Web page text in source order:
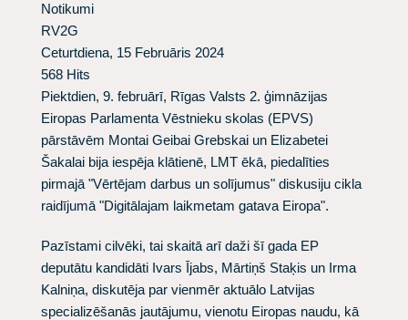
Notikumi
RV2G
Ceturtdiena, 15 Februāris 2024
568 Hits
Piektdien, 9. februārī, Rīgas Valsts 2. ģimnāzijas
Eiropas Parlamenta Vēstnieku skolas (EPVS)
pārstāvēm Montai Geibai Grebskai un Elizabetei
Šakalai bija iespēja klātienē, LMT ēkā, piedalīties
pirmajā "Vērtējam darbus un solījumus" diskusiju cikla
raidījumā "Digitālajam laikmetam gatava Eiropa".
Pazīstami cilvēki, tai skaitā arī daži šī gada EP
deputātu kandidāti Ivars Ījabs, Mārtiņš Staķis un Irma
Kalniņa, diskutēja par vienmēr aktuālo Latvijas
specializēšanās jautājumu, vienotu Eiropas naudu, kā